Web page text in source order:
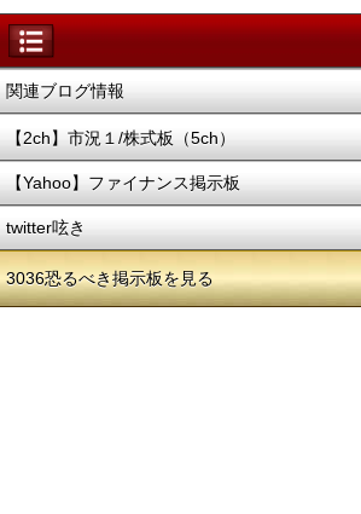
関連ブログ情報
【2ch】市況１/株式板（5ch）
【Yahoo】ファイナンス掲示板
twitter呟き
3036恐るべき掲示板を見る